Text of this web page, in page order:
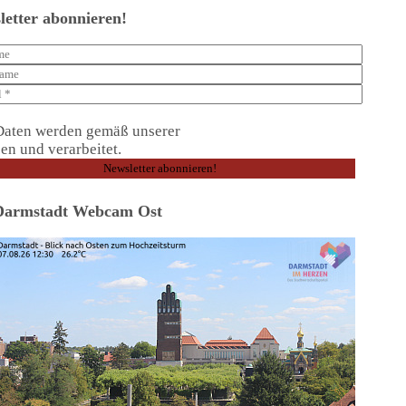
abonnieren!
werden gemäß unserer
und verarbeitet.
Webcam Ost